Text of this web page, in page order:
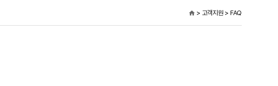
home > 고객지원 > FAQ